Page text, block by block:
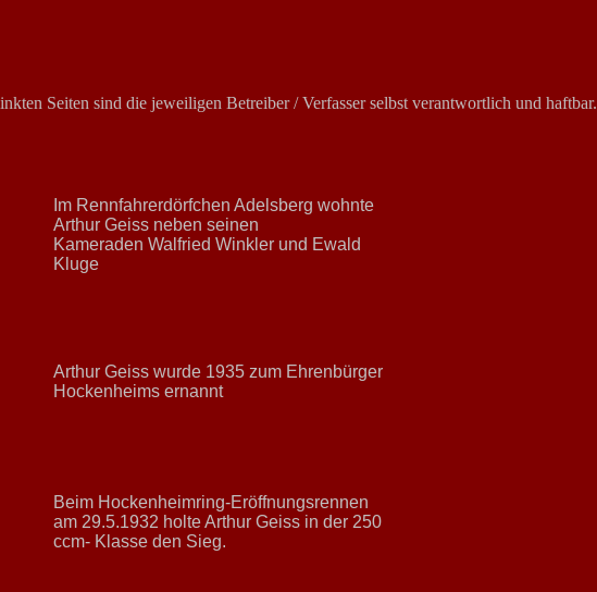
Seiten sind die jeweiligen Betreiber / Verfasser selbst verantwortlich und haftbar.
Im Rennfahrerdörfchen Adelsberg wohnte
Arthur Geiss neben seinen
Kameraden Walfried Winkler und Ewald
Kluge
Arthur Geiss wurde 1935 zum Ehrenbürger
Hockenheims ernannt
Beim Hockenheimring-Eröffnungsrennen
am 29.5.1932 holte Arthur Geiss in der 250
ccm- Klasse den Sieg.